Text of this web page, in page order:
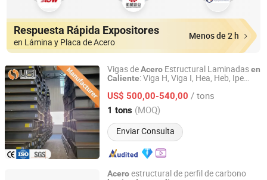
Respuesta Rápida Expositores
en Lámina y Placa de Acero
Menos de 2 h
Vigas deAcero Estructural Laminadasen
Caliente: Viga H, Viga I, Hea, Heb, Ipe
Perfiles deAceroal Carbono, Tamaños
150X150 a 300mm
US$ 500,00-540,00 / tons
1 tons (MOQ)
Enviar Consulta
Union Steel Industry Co., Ltd.
Hunan, China Desde 2024
Aceroestructural de perfil de carbono